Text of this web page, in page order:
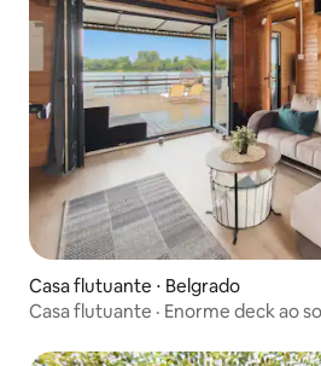
Casa flutuante ⋅ Belgrado
Casa flutuante · Enorme deck ao